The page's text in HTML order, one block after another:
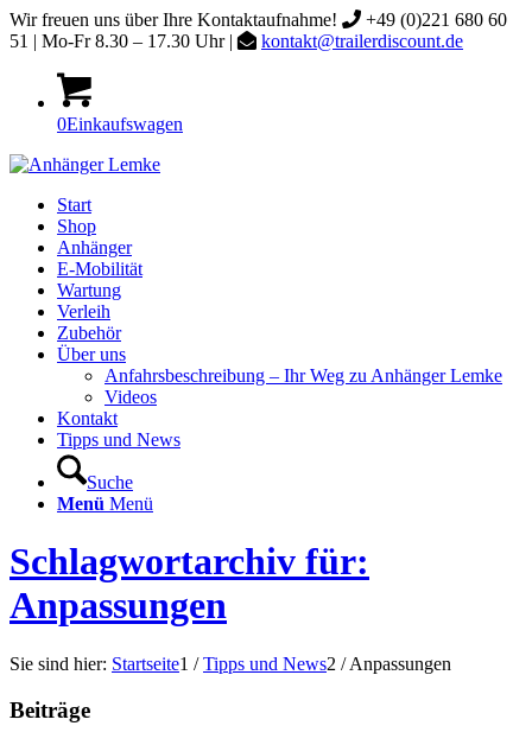
Wir freuen uns über Ihre Kontaktaufnahme!
+49 (0)221 680 60
51 | Mo-Fr 8.30 – 17.30 Uhr |
kontakt@trailerdiscount.de
0Einkaufswagen
Start
Shop
Anhänger
E-Mobilität
Wartung
Verleih
Zubehör
Über uns
Anfahrsbeschreibung – Ihr Weg zu Anhänger Lemke
Videos
Kontakt
Tipps und News
Suche
Menü Menü
Schlagwortarchiv für:
Anpassungen
Sie sind hier: Startseite1 / Tipps und News2 / Anpassungen
Beiträge